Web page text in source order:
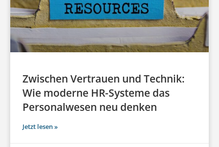
Zwischen Vertrauen und Technik:
Wie moderne HR-Systeme das
Personalwesen neu denken
Jetzt lesen »